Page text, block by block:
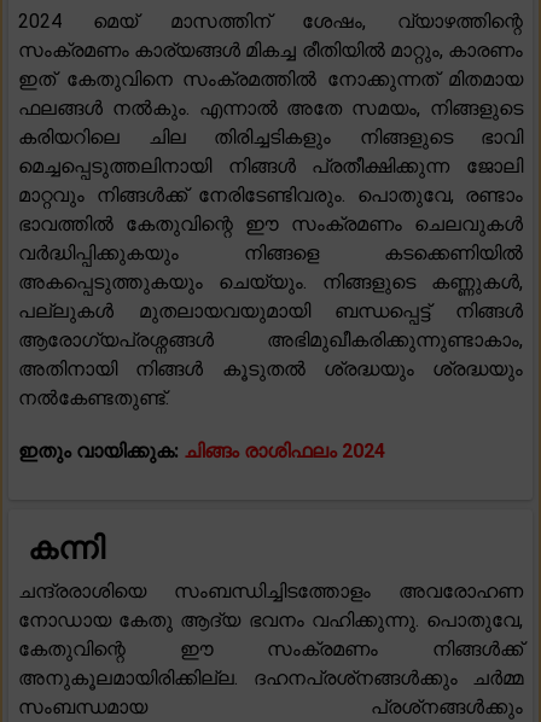
2024 മെയ് മാസത്തിന് ശേഷം, വ്യാഴത്തിന്റെ
സംക്രമണം കാര്യങ്ങൾ മികച്ച രീതിയിൽ മാറ്റും, കാരണം
ഇത് കേതുവിനെ സംക്രമത്തിൽ നോക്കുന്നത് മിതമായ
ഫലങ്ങൾ നൽകും. എന്നാൽ അതേ സമയം, നിങ്ങളുടെ
കരിയറിലെ ചില തിരിച്ചടികളും നിങ്ങളുടെ ഭാവി
മെച്ചപ്പെടുത്തലിനായി നിങ്ങൾ പ്രതീക്ഷിക്കുന്ന ജോലി
മാറ്റവും നിങ്ങൾക്ക് നേരിടേണ്ടിവരും. പൊതുവേ, രണ്ടാം
ഭാവത്തിൽ കേതുവിന്റെ ഈ സംക്രമണം ചെലവുകൾ
വർദ്ധിപ്പിക്കുകയും നിങ്ങളെ കടക്കെണിയിൽ
അകപ്പെടുത്തുകയും ചെയ്യും. നിങ്ങളുടെ കണ്ണുകൾ,
പല്ലുകൾ മുതലായവയുമായി ബന്ധപ്പെട്ട് നിങ്ങൾ
ആരോഗ്യപ്രശ്നങ്ങൾ അഭിമുഖീകരിക്കുന്നുണ്ടാകാം,
അതിനായി നിങ്ങൾ കൂടുതൽ ശ്രദ്ധയും ശ്രദ്ധയും
നൽകേണ്ടതുണ്ട്.
ഇതും വായിക്കുക: ചിങ്ങം രാശിഫലം 2024
കന്നി
ചന്ദ്രരാശിയെ സംബന്ധിച്ചിടത്തോളം അവരോഹണ
നോഡായ കേതു ആദ്യ ഭവനം വഹിക്കുന്നു. പൊതുവേ,
കേതുവിന്റെ ഈ സംക്രമണം നിങ്ങൾക്ക്
അനുകൂലമായിരിക്കില്ല. ദഹനപ്രശ്‌നങ്ങൾക്കും ചർമ്മ
സംബന്ധമായ പ്രശ്‌നങ്ങൾക്കും